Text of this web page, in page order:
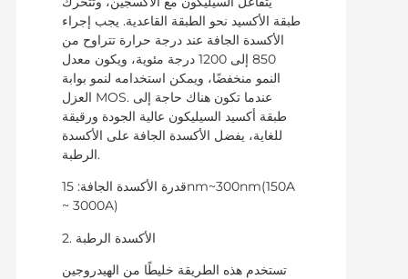
طبقة الأكسيد نحو الطبقة القاعدية. يجب إجراء
الأكسدة الجافة عند درجة حرارة تتراوح من
850 إلى 1200 درجة مئوية، ويكون معدل
النمو منخفضًا، ويمكن استخدامه لنمو بوابة
العزل MOS. عندما تكون هناك حاجة إلى
طبقة أكسيد السيليكون عالية الجودة ورقيقة
للغاية، يفضل الأكسدة الجافة على الأكسدة
الرطبة.
قدرة الأكسدة الجافة: 15nm~300nm(150A
~ 3000A)
تستخدم هذه الطريقة خليطًا من الهيدروجين